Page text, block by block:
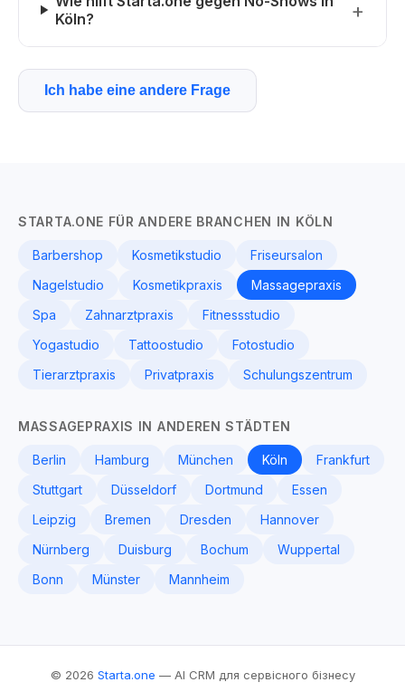
Köln?
Ich habe eine andere Frage
STARTA.ONE FÜR ANDERE BRANCHEN IN KÖLN
Barbershop Kosmetikstudio
Friseursalon
Nagelstudio
Kosmetikpraxis
Massagepraxis
Spa
Zahnarztpraxis
Fitnessstudio
Yogastudio
Tattoostudio
Fotostudio
Tierarztpraxis
Privatpraxis Schulungszentrum
MASSAGEPRAXIS IN ANDEREN STÄDTEN
Berlin Hamburg München Köln
Frankfurt
Stuttgart
Düsseldorf Dortmund
Essen
Leipzig
Bremen Dresden
Hannover
Nürnberg
Duisburg Bochum
Wuppertal
Bonn
Münster Mannheim
© 2026 Starta.one — AI CRM для сервісного бізнесу